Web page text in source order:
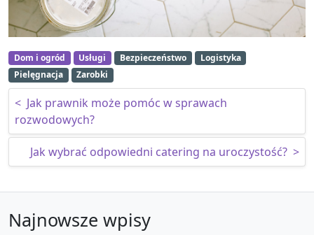
Dom i ogród Usługi Bezpieczeństwo
Logistyka
Pielęgnacja
Zarobki
Nawigacja wpisu
< Jak prawnik może pomóc w sprawach
rozwodowych?
Jak wybrać odpowiedni catering na uroczystość? >
Najnowsze wpisy